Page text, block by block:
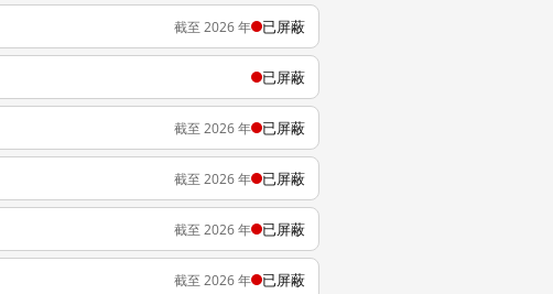
截至 2026 年 已屏蔽
已屏蔽
截至 2026 年 已屏蔽
截至 2026 年 已屏蔽
截至 2026 年 已屏蔽
截至 2026 年 已屏蔽